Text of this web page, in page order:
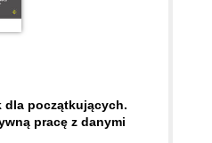
dla początkujących.
pracę z danymi